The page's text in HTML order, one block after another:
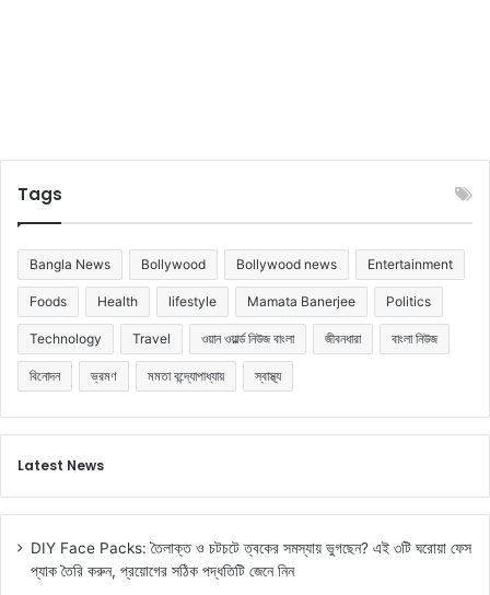
Tags
Bangla News Bollywood Bollywood news Entertainment
Foods Health lifestyle Mamata Banerjee Politics
Technology Travel ওয়ান ওয়ার্ল্ড নিউজ বাংলা জীবনধারা বাংলা নিউজ
বিনোদন ভ্রমণ মমতা বন্দ্যোপাধ্যায় স্বাস্থ্য
Latest News
DIY Face Packs: তৈলাক্ত ও চটচটে ত্বকের সমস্যায় ভুগছেন? এই ৩টি ঘরোয়া ফেস
প্যাক তৈরি করুন, প্রয়োগের সঠিক পদ্ধতিটি জেনে নিন